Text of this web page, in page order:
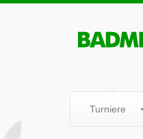
Turniere